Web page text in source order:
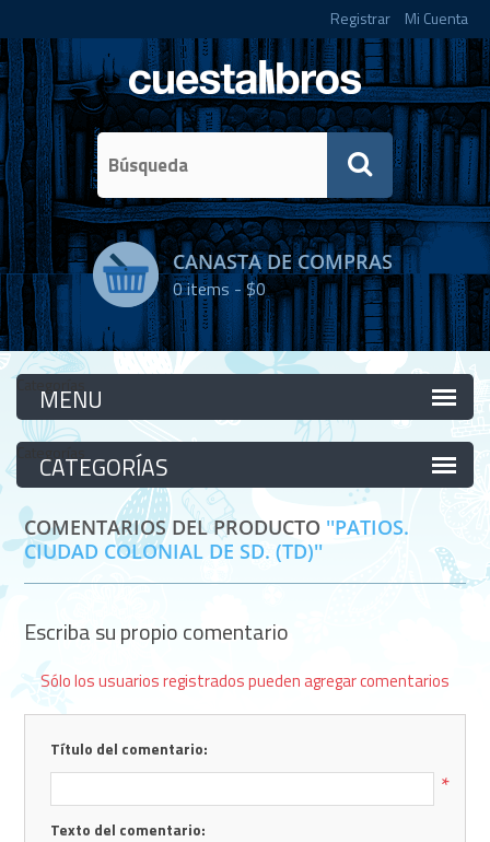
Registrar Mi Cuenta
CANASTA DE COMPRAS
0items -$0
Categorías
Categorías
COMENTARIOS DEL PRODUCTO
PATIOS.
CIUDAD COLONIAL DE SD. (TD)
Escriba su propio comentario
Sólo los usuarios registrados pueden agregar comentarios
Título del comentario:
*
Texto del comentario: